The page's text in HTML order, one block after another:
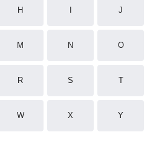
H J
M N O
R S T
W X Y